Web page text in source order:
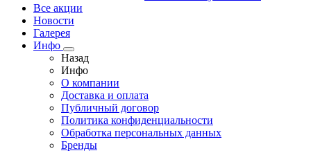
Все акции
Новости
Галерея
Инфо
Назад
Инфо
О компании
Доставка и оплата
Публичный договор
Политика конфиденциальности
Обработка персональных данных
Бренды